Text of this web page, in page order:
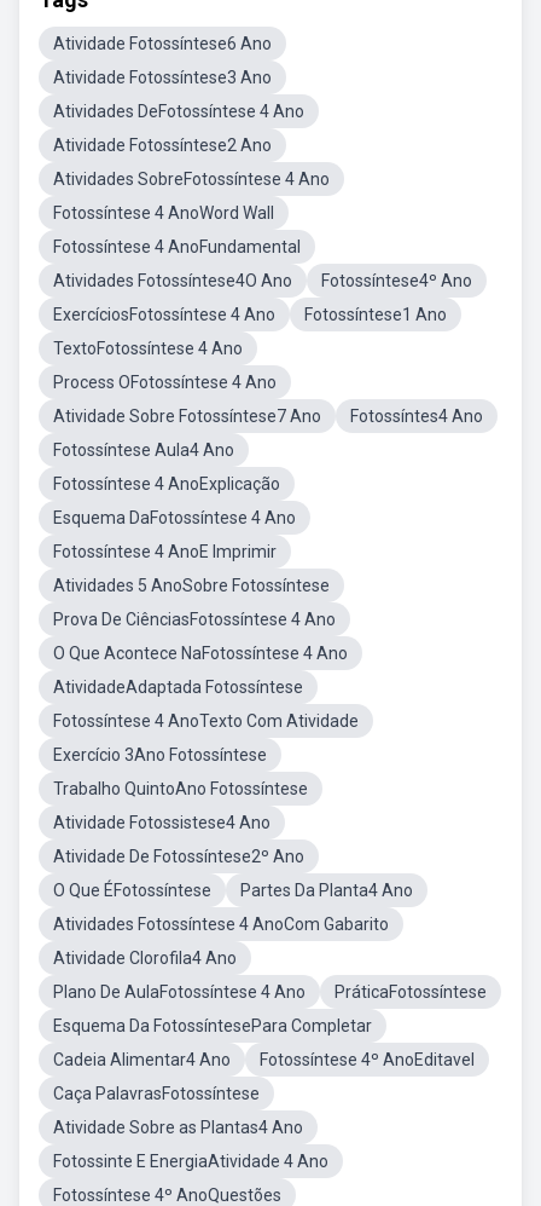
Atividade Fotossíntese6 Ano
Atividade Fotossíntese3 Ano
Atividades DeFotossíntese 4 Ano
Atividade Fotossíntese2 Ano
Atividades SobreFotossíntese 4 Ano
Fotossíntese 4 AnoWord Wall
Fotossíntese 4 AnoFundamental
Atividades Fotossíntese4O Ano
Fotossíntese4º Ano
ExercíciosFotossíntese 4 Ano
Fotossíntese1 Ano
TextoFotossíntese 4 Ano
Process OFotossíntese 4 Ano
Atividade Sobre Fotossíntese7 Ano
Fotossíntes4 Ano
Fotossíntese Aula4 Ano
Fotossíntese 4 AnoExplicação
Esquema DaFotossíntese 4 Ano
Fotossíntese 4 AnoE Imprimir
Atividades 5 AnoSobre Fotossíntese
Prova De CiênciasFotossíntese 4 Ano
O Que Acontece NaFotossíntese 4 Ano
AtividadeAdaptada Fotossíntese
Fotossíntese 4 AnoTexto Com Atividade
Exercício 3Ano Fotossíntese
Trabalho QuintoAno Fotossíntese
Atividade Fotossistese4 Ano
Atividade De Fotossíntese2º Ano
O Que ÉFotossíntese
Partes Da Planta4 Ano
Atividades Fotossíntese 4 AnoCom Gabarito
Atividade Clorofila4 Ano
Plano De AulaFotossíntese 4 Ano
PráticaFotossíntese
Esquema Da FotossíntesePara Completar
Cadeia Alimentar4 Ano
Fotossíntese 4º AnoEditavel
Caça PalavrasFotossíntese
Atividade Sobre as Plantas4 Ano
Fotossinte E EnergiaAtividade 4 Ano
Fotossíntese 4º AnoQuestões